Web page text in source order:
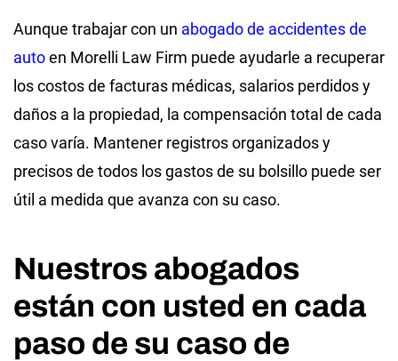
Aunque trabajar con un abogado de accidentes de
autoen Morelli Law Firm puede ayudarle a recuperar
los costos de facturas médicas, salarios perdidos y
daños a la propiedad, la compensación total de cada
caso varía. Mantener registros organizados y
precisos de todos los gastos de su bolsillo puede ser
útil a medida que avanza con su caso.
Nuestros abogados
están con usted en cada
paso de su caso de